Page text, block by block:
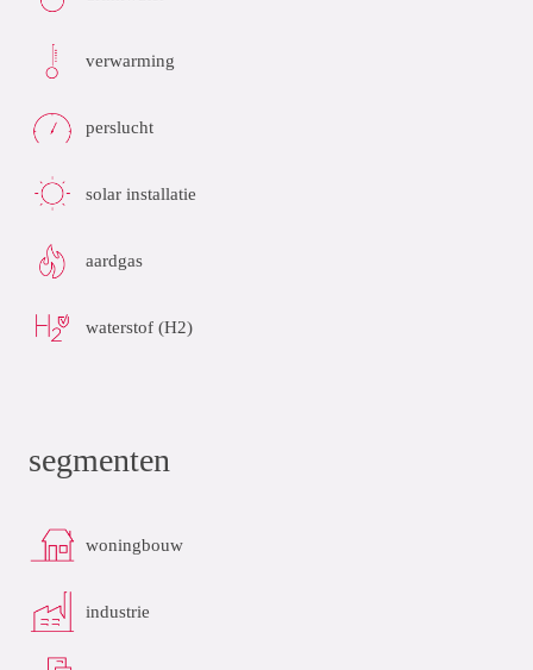
verwarming
perslucht
solar installatie
aardgas
waterstof (H2)
segmenten
woningbouw
industrie